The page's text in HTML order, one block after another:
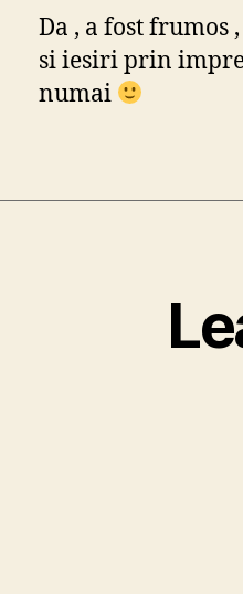
Da , a fost frumos
si iesiri prin
numai